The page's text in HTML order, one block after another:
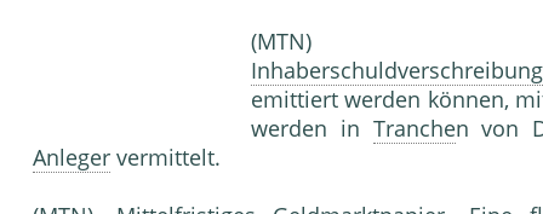
(MTN)
Inhaberschuldverschreibung
emittiert werden können,
werden in Tranchen von
Anleger vermittelt.